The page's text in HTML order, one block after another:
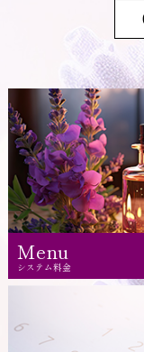
Menu
システム料金